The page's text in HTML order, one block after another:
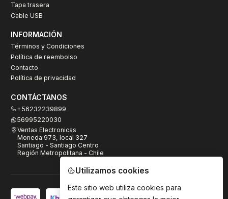
Tapa trasera
Cable USB
INFORMACIÓN
Términos y Condiciones
Política de reembolso
Contacto
Política de privacidad
CONTÁCTANOS
+56232239899
56995220030
Ventas Electronicas
Moneda 973, local 327
Santiago - Santiago Centro
Región Metropolitana - Chile
Utilizamos cookies
Este sitio web utiliza cookies para